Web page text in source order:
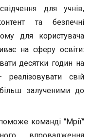
для учнів,
та безпечні
для користувача
на сферу освіти:
десятки годин на
свій
залученими до
команді "Мрії"